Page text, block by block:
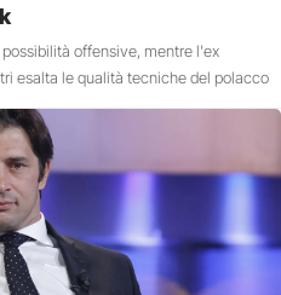
offensive, mentre l'ex
esalta le qualità tecniche del polacco